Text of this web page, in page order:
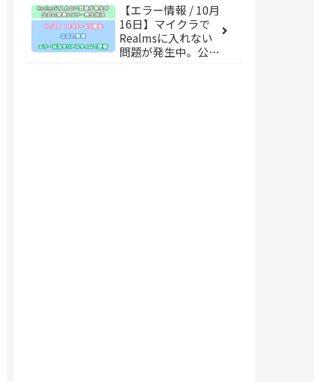
【エラー情報 / 10月
16日】マイクラで
Realmsに入れない
問題が発生中。公式